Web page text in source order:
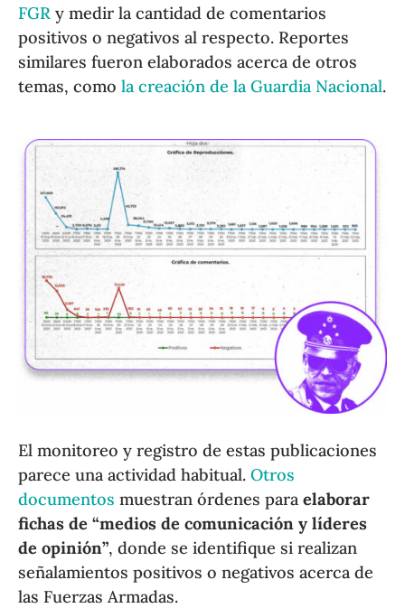
FGR y medir la cantidad de comentarios
positivos o negativos al respecto. Reportes
similares fueron elaborados acerca de otros
temas, comola creación de la Guardia Nacional.
El monitoreo y registro de estas publicaciones
parece una actividad habitual.Otros
documentos muestran órdenes paraelaborar
fichas de “medios de comunicación y líderes
de opinión”, donde se identifique si realizan
señalamientos positivos o negativos acerca de
las Fuerzas Armadas.